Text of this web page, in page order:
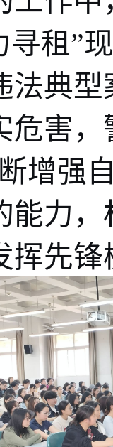
寻租”
法典
危害
增强
能力，
挥先